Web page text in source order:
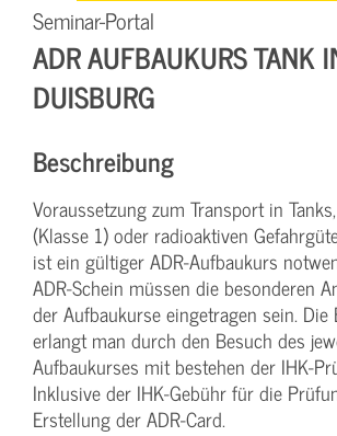
Seminar-Portal
ADR AUFBAUKURS TANK
DUISBURG
Beschreibung
Voraussetzung zum Transport in
(Klasse 1) oder radioaktiven
ist ein gültiger ADR-Aufbaukurs
ADR-Schein müssen die besonderen
der Aufbaukurse eingetragen sein. Die
erlangt man durch den Besuch des
Aufbaukurses mit bestehen der IHK-
Inklusive der IHK-Gebühr für die
Erstellung der ADR-Card.